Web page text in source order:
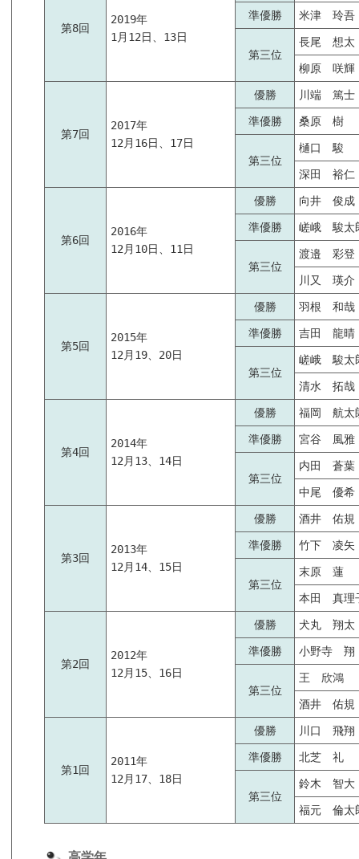
第8回
2019年
1月12日、13日
準優勝 米津 玲吾
第三位
長尾 想太
柳原 咲輝
第7回
2017年
12月16日、17日
優勝 川端 篤士
準優勝 桑原 樹
第三位
樋口 駿
深田 裕仁
第6回
2016年
12月10日、11日
優勝 向井 俊成
準優勝 嵯峨 駿太
第三位
渡邉 彩登
川又 瑛介
第5回
2015年
12月19、20日
優勝 羽根 和哉
準優勝 吉田 龍晴
第三位
嵯峨 駿太
清水 拓哉
第4回
2014年
12月13、14日
優勝 福岡 航太
準優勝 宮谷 風雅
第三位
内田 蒼葉
中尾 優希
第3回
2013年
12月14、15日
優勝 酒井 佑規
準優勝 竹下 凌矢
第三位
末原 蓮
本田 真理
第2回
2012年
12月15、16日
優勝 犬丸 翔太
準優勝 小野寺 翔
第三位
王 欣鴻
酒井 佑規
第1回
2011年
12月17、18日
優勝 川口 飛翔
準優勝 北芝 礼
第三位
鈴木 智大
福元 倫太